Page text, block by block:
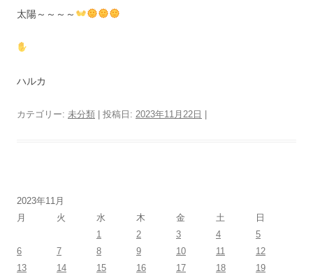
太陽～～～～
ハルカ
カテゴリー: 未分類 | 投稿日: 2023年11月22日
2023年11月
月
火 水 木 金 土
日
1
2 3 4
5
6
7 8 9 10 11
12
13
14 15 16 17 18
19